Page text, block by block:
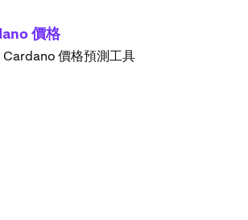
價格
Cardano 價格預測工具